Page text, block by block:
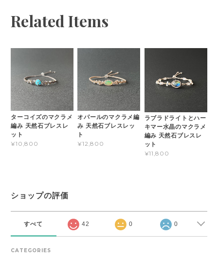
Related Items
ターコイズのマクラメ
編み 天然石ブレスレ
ット
¥10,800
オパールのマクラメ編
み 天然石ブレスレッ
ト
¥12,800
ラブラドライトとハー
キマー水晶のマクラメ
編み 天然石ブレスレ
ット
¥11,800
ショップの評価
すべて 42 0 0
CATEGORIES